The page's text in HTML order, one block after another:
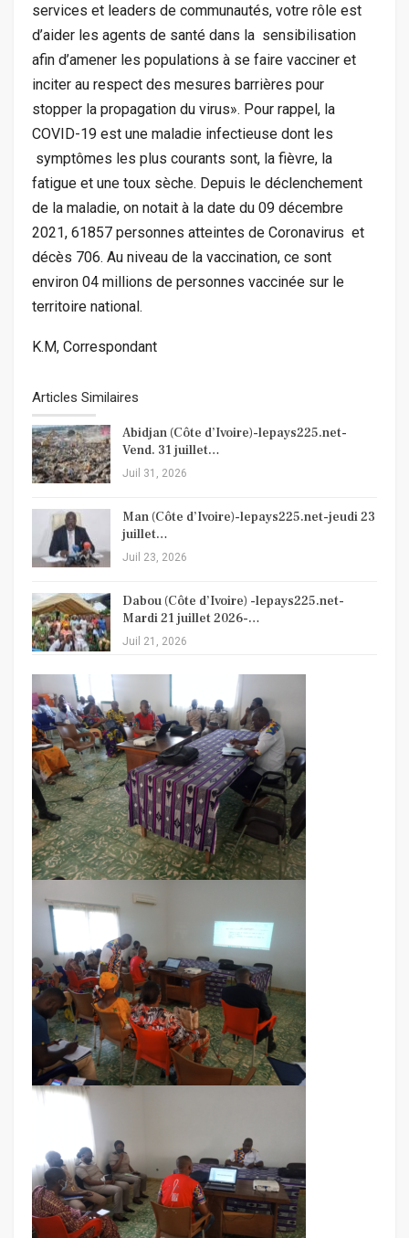
services et leaders de communautés, votre rôle est
d’aider les agents de santé dans la sensibilisation
afin d’amener les populations à se faire vacciner et
inciter au respect des mesures barrières pour
stopper la propagation du virus». Pour rappel, la
COVID-19 est une maladie infectieuse dont les
symptômes les plus courants sont, la fièvre, la
fatigue et une toux sèche. Depuis le déclenchement
de la maladie, on notait à la date du 09 décembre
2021, 61857 personnes atteintes de Coronavirus et
décès 706. Au niveau de la vaccination, ce sont
environ 04 millions de personnes vaccinée sur le
territoire national.
K.M, Correspondant
Articles Similaires
Abidjan (Côte d’Ivoire)-lepays225.net-
Vend. 31 juillet…
Juil 31, 2026
Man (Côte d’Ivoire)-lepays225.net-jeudi 23
juillet…
Juil 23, 2026
Dabou (Côte d’Ivoire) -lepays225.net-
Mardi 21 juillet 2026-…
Juil 21, 2026